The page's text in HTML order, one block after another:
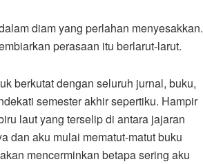
diam yang perlahan menyesakkan.
perasaan itu berlarut-larut.
berkutat dengan seluruh jurnal, buku,
semester akhir sepertiku. Hampir
laut yang terselip di antara jajaran
dan aku mulai mematut-matut buku
mencerminkan betapa sering aku